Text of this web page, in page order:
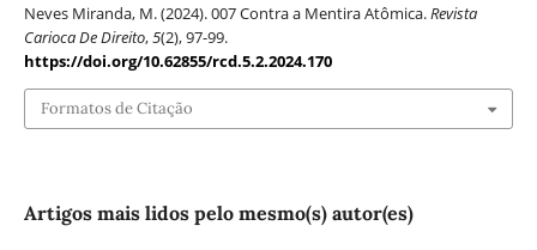
Neves Miranda, M. (2024). 007 Contra a Mentira Atômica.Revista
Carioca De Direito,5(2), 97-99.
https://doi.org/10.62855/rcd.5.2.2024.170
Formatos de Citação
Artigos mais lidos pelo mesmo(s) autor(es)